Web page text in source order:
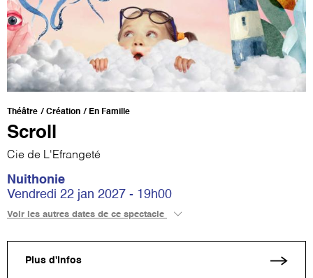
Théâtre Création En Famille
Scroll
Cie de L'Efrangeté
Nuithonie
Vendredi 22 jan 2027 - 19h00
Voir les autres dates de ce spectacle
Plus d'infos